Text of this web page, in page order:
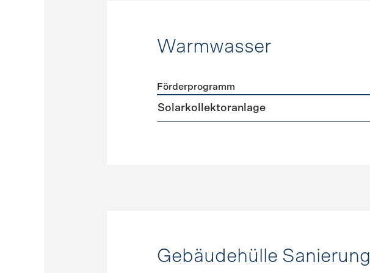
Warmwasser
Förderprogramme Warmwasser
Förderprogramm
Solarkollektoranlage
Gebäudehülle Sanierung